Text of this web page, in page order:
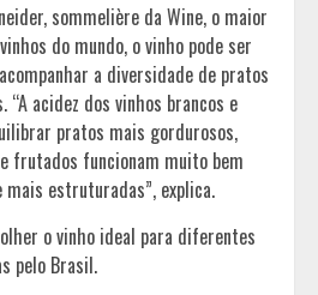
sommelière da Wine, o maior
do mundo, o vinho pode ser
a diversidade de pratos
“A acidez dos vinhos brancos e
pratos mais gordurosos,
frutados funcionam muito bem
estruturadas”, explica.
o vinho ideal para diferentes
pelo Brasil.